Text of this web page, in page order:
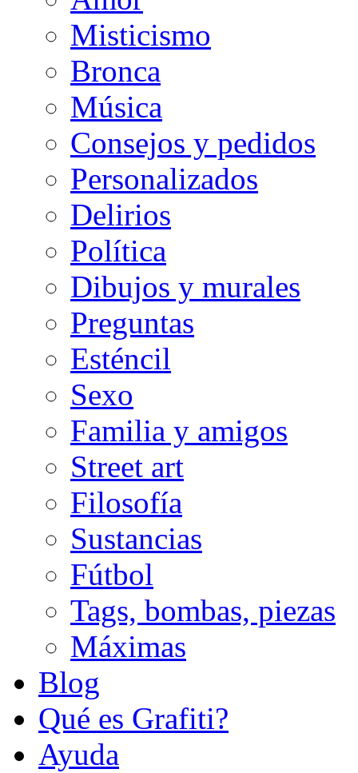
Misticismo
Bronca
Música
Consejos y pedidos
Personalizados
Delirios
Política
Dibujos y murales
Preguntas
Esténcil
Sexo
Familia y amigos
Street art
Filosofía
Sustancias
Fútbol
Tags, bombas, piezas
Máximas
Blog
Qué es Grafiti?
Ayuda